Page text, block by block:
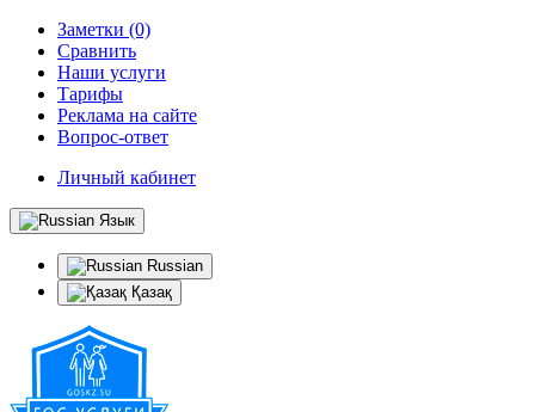
Заметки (0)
Сравнить
Наши услуги
Тарифы
Реклама на сайте
Вопрос-ответ
Личный кабинет
Язык
Russian
Қазақ